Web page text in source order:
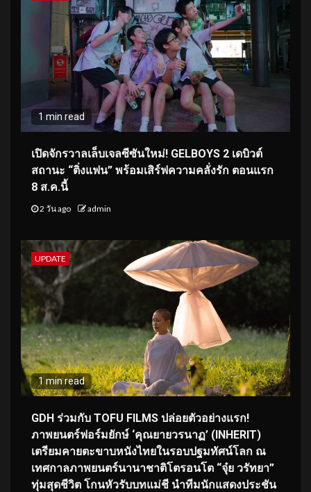
1 min read
เปิดจักรวาลเล็บเจลซีซันใหม่! GELBOYS 2 เดบิวต์
สถานะ “ติ่งแฟน” พร้อมเสิร์ฟความคลั่งรัก ตอนแรก
8 ส.ค.นี้
2 วัน ago admin
UPDATE
1 min read
GDH ร่วมกับ TOFU FILMS ปล่อยตัวอย่างแรก!
ภาพยนตร์ฟอร์มยักษ์ ‘คุณยายวรนาฏ’ (INHERIT)
เตรียมคายตะขาบหนังไทยในรอบปฐมทัศน์โลก ณ
เทศกาลภาพยนตร์นานาชาติโตรอนโต “จุ๋ย วรัทยา”
ทุ่มสุดชีวิต โกนหัวรับบทแม่ชี นำทีมนักแสดงประชัน